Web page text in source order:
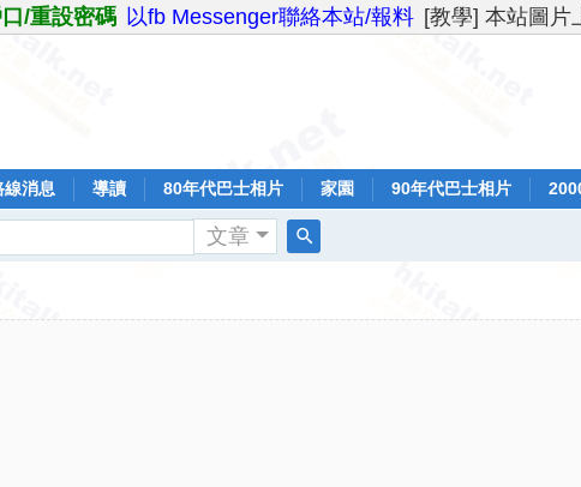
/重設密碼 以fb Messenger聯絡本站/報料 [教學] 本站圖片
線消息 導讀 80年代巴士相片 家園 90年代巴士相片
文章